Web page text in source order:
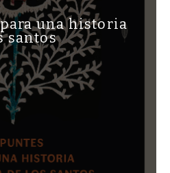
una historia
santos